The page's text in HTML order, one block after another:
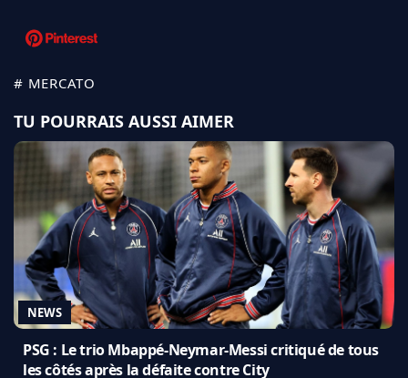
# MERCATO
TU POURRAIS AUSSI AIMER
NEWS
PSG : Le trio Mbappé-Neymar-Messi critiqué de tous
les côtés après la défaite contre City